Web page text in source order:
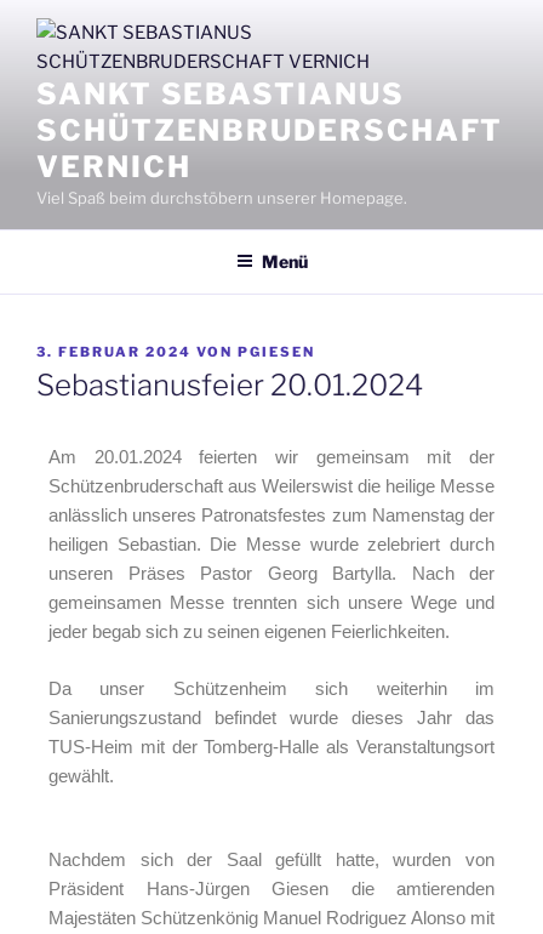
SANKT SEBASTIANUS
SCHÜTZENBRUDERSCHAFT
VERNICH
Viel Spaß beim durchstöbern unserer Homepage.
Menü
3. FEBRUAR 2024 VON PGIESEN
Sebastianusfeier 20.01.2024
Am 20.01.2024 feierten wir gemeinsam mit der
Schützenbruderschaft aus Weilerswist die heilige Messe
anlässlich unseres Patronatsfestes zum Namenstag der
heiligen Sebastian. Die Messe wurde zelebriert durch
unseren Präses Pastor Georg Bartylla. Nach der
gemeinsamen Messe trennten sich unsere Wege und
jeder begab sich zu seinen eigenen Feierlichkeiten.
Da unser Schützenheim sich weiterhin im
Sanierungszustand befindet wurde dieses Jahr das
TUS-Heim mit der Tomberg-Halle als Veranstaltungsort
gewählt.
Nachdem sich der Saal gefüllt hatte, wurden von
Präsident Hans-Jürgen Giesen die amtierenden
Majestäten Schützenkönig Manuel Rodriguez Alonso mit